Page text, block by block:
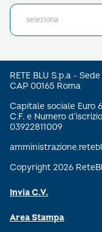
RETE BLU S.p.a -
CAP 00165 Roma
Capitale sociale Euro
C.F. e Numero
03922811009
Copyright 2026
Invia C.V.
Area Stampa